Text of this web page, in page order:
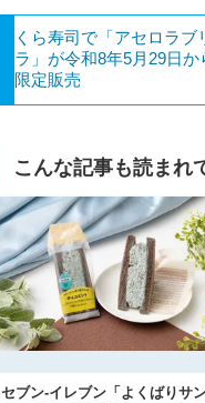
くら寿司で「アセロラブ
ラ」が令和8年5月29日か
限定販売
こんな記事も読まれ
セブン‐イレブン「よくばりサ